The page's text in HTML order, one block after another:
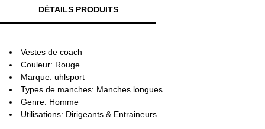
DÉTAILS PRODUITS
Vestes de coach
Couleur: Rouge
Marque: uhlsport
Types de manches: Manches longues
Genre: Homme
Utilisations: Dirigeants & Entraineurs